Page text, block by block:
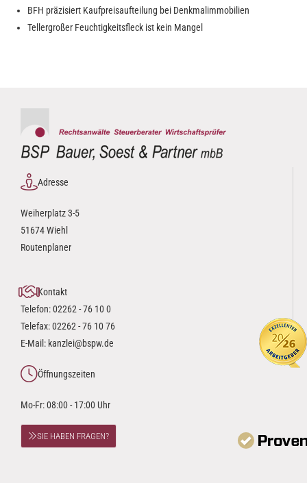
BFH präzisiert Kaufpreisaufteilung bei Denkmalimmobilien
Tellergroßer Feuchtigkeitsfleck ist kein Mangel
Adresse
Weiherplatz 3-5
51674 Wiehl
Routenplaner
Kontakt
Telefon:02262 - 76 10 0
Telefax: 02262 - 76 10 76
E-Mail: kanzlei@bspw.de
Öffnungszeiten
Mo-Fr: 08:00 - 17:00 Uhr
SIE HABEN FRAGEN?